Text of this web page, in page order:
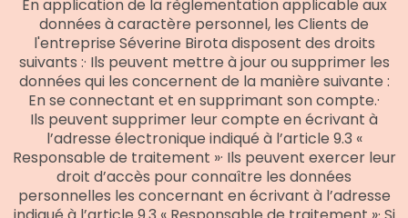
En application de la règlementation applicable aux
données à caractère personnel, les Clients de
l'entreprise Séverine Birota disposent des droits
suivants :· Ils peuvent mettre à jour ou supprimer les
données qui les concernent de la manière suivante :
En se connectant et en supprimant son compte.·
Ils peuvent supprimer leur compte en écrivant à
l’adresse électronique indiqué à l’article 9.3 «
Responsable de traitement »· Ils peuvent exercer leur
droit d’accès pour connaître les données
personnelles les concernant en écrivant à l’adresse